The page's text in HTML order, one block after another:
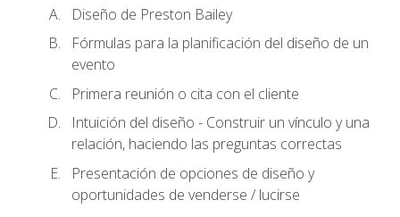
Diseño de Preston Bailey
Fórmulas para la planificación del diseño de un
evento
Primera reunión o cita con el cliente
Intuición del diseño - Construir un vínculo y una
relación, haciendo las preguntas correctas
Presentación de opciones de diseño y
oportunidades de venderse / lucirse